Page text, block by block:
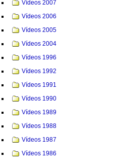
Vídeos 2007
Vídeos 2006
Vídeos 2005
Vídeos 2004
Vídeos 1996
Vídeos 1992
Vídeos 1991
Vídeos 1990
Vídeos 1989
Vídeos 1988
Vídeos 1987
Vídeos 1986